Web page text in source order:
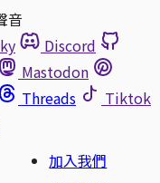
音
Discord
Mastodon
Threads
Tiktok
加入我們